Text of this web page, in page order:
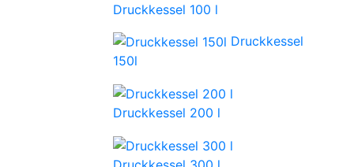
Druckkessel 100 l
Druckkessel
150l
Druckkessel 200 l